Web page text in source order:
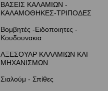
ΒΑΣΕΙΣ ΚΑΛΑΜΙΩΝ -
ΚΑΛΑΜΟΘΗΚΕΣ-ΤΡΙΠΟΔΕΣ
Βομβητές -Ειδοποιητες -
Κουδουνακια
ΑΞΕΣΟΥΑΡ ΚΑΛΑΜΙΩΝ KAI
ΜΗΧΑΝΙΣΜΩΝ
Σιαλούμ - Σπίθες